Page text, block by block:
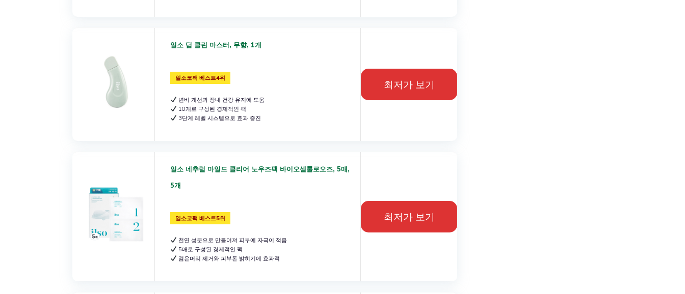
일소 딥 클린 마스터, 무향, 1개
일소코팩 베스트4위
변비 개선과 장내 건강 유지에 도움
10개로 구성된 경제적인 팩
3단계 레벨 시스템으로 효과 증진
최저가 보기
일소 네추럴 마일드 클리어 노우즈팩 바이오셀룰로오즈, 5매,
5개
일소코팩 베스트5위
천연 성분으로 만들어져 피부에 자극이 적음
5매로 구성된 경제적인 팩
검은머리 제거와 피부톤 밝히기에 효과적
최저가 보기